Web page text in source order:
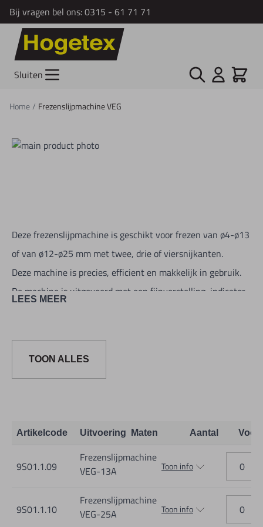
Bij vragen bel ons:0315 - 61 71 71
Ga naar de inhoud
Sluiten Zoek Cart
Home/ Frezenslijpmachine VEG
Deze frezenslijpmachine is geschikt voor frezen van ø4-ø13
of van ø12-ø25 mm met twee, drie of viersnijkanten.
Deze machine is precies, efficient en makkelijk in gebruik.
De machine is uitgevoerd met een fijnverstelling, indicator
Voeding: AC220V 1PK 50/60HZ
Diverse toebehoren worden
bij de frezenslijpmachine
LEES MEER
TOON ALLES
Artikelcode Uitvoering Maten Aantal
9S01.1.09
Frezenslijpmachine
VEG-13A
Toon info
9S01.1.10
Frezenslijpmachine
VEG-25A
Toon info